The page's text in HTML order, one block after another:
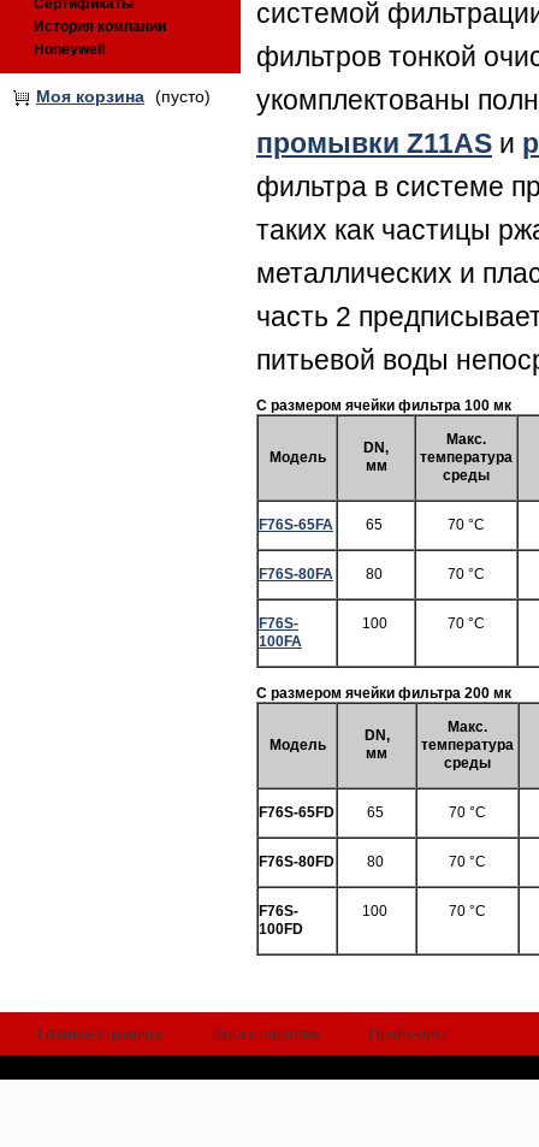
Сертификаты
История компании
Honeywell
Моя корзина (пусто)
системой
фильтров тонкой
укомплектованы
промывки Z11AS и
фильтра в системе
таких как частицы
металлических и
часть 2
питьевой воды
С размером ячейки фильтра 100 мк
Модель
DN,
мм
Макс.
температура
среды
F76S-65FA 65 70 °C
F76S-80FA 80 70 °C
F76S-
100FA
100 70 °C
С размером ячейки фильтра 200 мк
Модель
DN,
мм
Макс.
температура
среды
F76S-65FD 65 70 °C
F76S-80FD 80 70 °C
F76S-
100FD
100 70 °C
Главная страница Вход с паролем Прайс-лист